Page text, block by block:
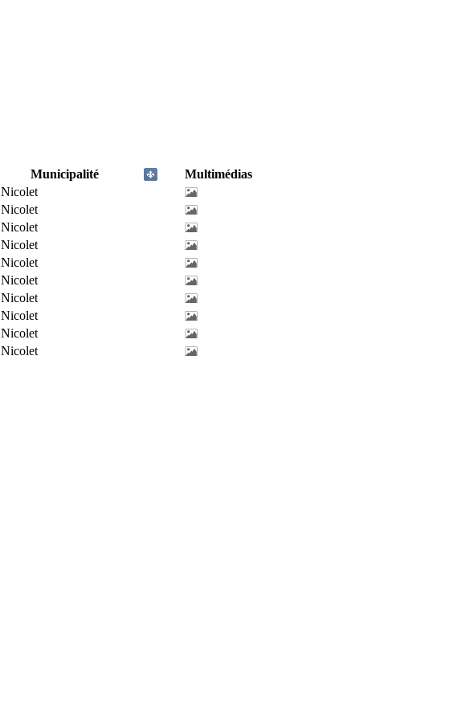
Municipalité
Multimédias
Nicolet
Nicolet
Nicolet
Nicolet
Nicolet
Nicolet
Nicolet
Nicolet
Nicolet
Nicolet